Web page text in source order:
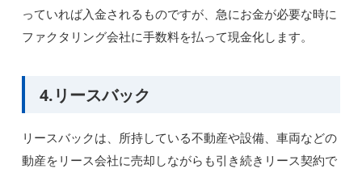
っていれば入金されるものですが、急にお金が必要な時に
ファクタリング会社に手数料を払って現金化します。
4.リースバック
リースバックは、所持している不動産や設備、車両などの
動産をリース会社に売却しながらも引き続きリース契約で